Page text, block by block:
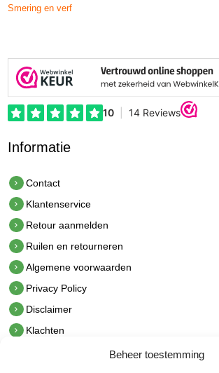
Beheer toestemming
Smering en verf
Informatie
Contact
Klantenservice
Retour aanmelden
Ruilen en retourneren
Algemene voorwaarden
Privacy Policy
Disclaimer
Klachten